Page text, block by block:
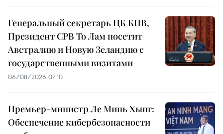
Генеральный секретарь ЦК КПВ,
Президент СРВ То Лам посетит
Австралию и Новую Зеландию с
государственными визитами
06/08/2026 07:10
Премьер-министр Ле Минь Хынг:
Обеспечение кибербезопасности